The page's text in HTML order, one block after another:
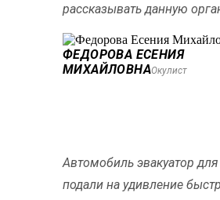
рассказывать данную
ФЕДОРОВА ЕСЕНИЯ
МИХАЙЛОВНАОкулист
Автомобиль эвакуатор
подали на удивление